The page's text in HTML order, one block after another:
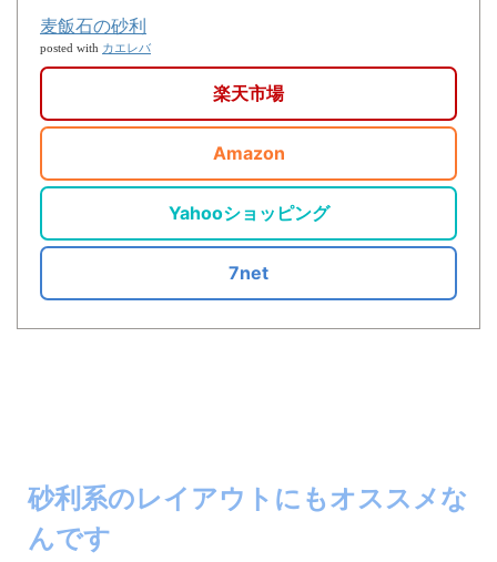
麦飯石の砂利
posted with カエレバ
楽天市場
Amazon
Yahooショッピング
7net
砂利系のレイアウトにもオススメな
んです